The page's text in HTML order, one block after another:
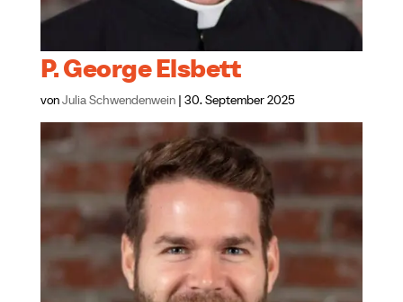
P. George Elsbett
vonJulia Schwendenwein| 30. September 2025